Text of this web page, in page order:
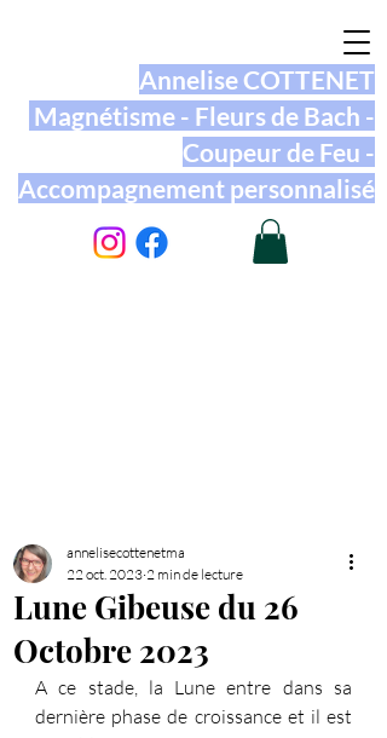
Annelise COTTENET
Magnétisme - Fleurs de Bach -
Coupeur de Feu -
Accompagnement personnalisé
Lune Gibeuse du 26
Octobre 2023
annelisecottenetma
22 oct. 2023 2 min de lecture
A ce stade, la Lune entre dans sa
dernière phase de croissance et il est